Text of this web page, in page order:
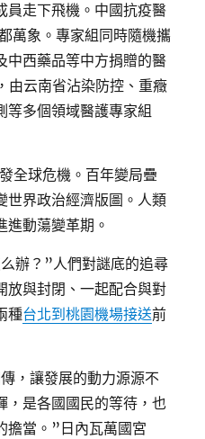
員走下飛機。中國抗疫醫
萬象。專家組同時隨機攜
中西藥品等中方捐贈的醫
由云南省沾染防控、重癥
等多個領域醫護專家組
全球危機。百年變局疊
世界政治經濟版圖。人類
進動蕩變革期。
辦？”人們對謎底的追尋
放與封閉、一起配合與對
種台北到桃園機場接送前
，讓發展的動力源源不
，是各國國民的等待，也
擔當。”日內瓦萬國宮